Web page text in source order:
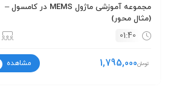
مجموعه آموزشی ماژول MEMS در کامسول –
(مثال محور)
01:40
تومان1,795,000 مشاهده